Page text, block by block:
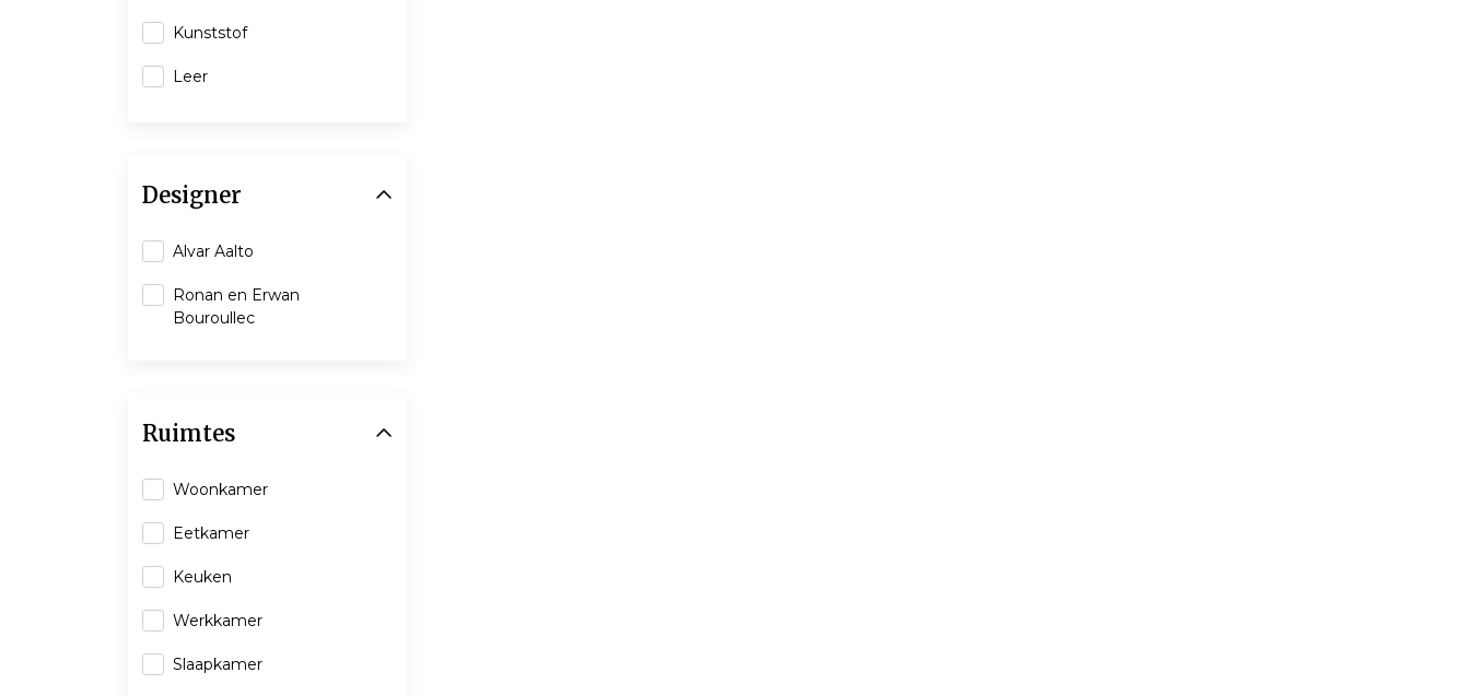
Kunststof
Leer
Designer
Alvar Aalto
Ronan en Erwan
Bouroullec
Ruimtes
Woonkamer
Eetkamer
Keuken
Werkkamer
Slaapkamer